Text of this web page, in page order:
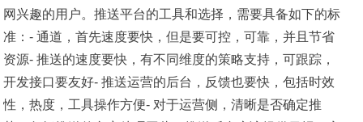
网兴趣的用户。推送平台的工具和选择，需要具备如下的标
准：- 通道，首先速度要快，但是要可控，可靠，并且节省
资源- 推送的速度要快，有不同维度的策略支持，可跟踪，
开发接口要友好- 推送运营的后台，反馈也要快，包括时效
性，热度，工具操作方便- 对于运营侧，清晰是否确定推